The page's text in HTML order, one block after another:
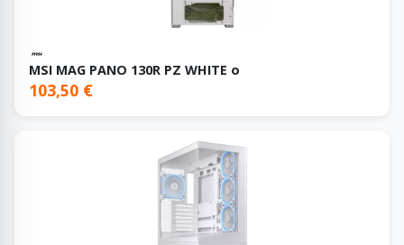
MSI MAG PANO 130R PZ WHITE o
103,50 €